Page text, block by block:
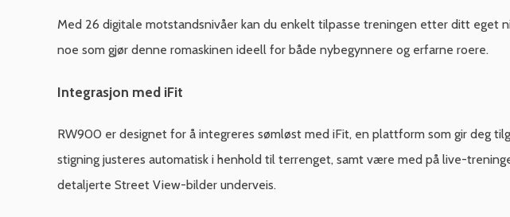
Med 26 digitale motstandsnivåer kan du enkelt tilpasse treningen etter ditt eget
noe som gjør denne romaskinen ideell for både nybegynnere og erfarne roere.
Integrasjon med iFit
RW900 er designet for å integreres sømløst med iFit, en plattform som gir deg
stigning justeres automatisk i henhold til terrenget, samt være med på live-
detaljerte Street View-bilder underveis.